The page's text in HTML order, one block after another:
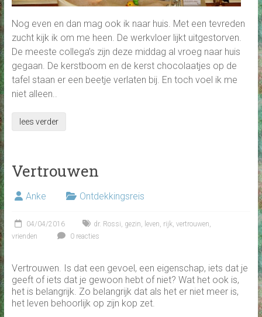
Nog even en dan mag ook ik naar huis. Met een tevreden
zucht kijk ik om me heen. De werkvloer lijkt uitgestorven.
De meeste collega’s zijn deze middag al vroeg naar huis
gegaan. De kerstboom en de kerst chocolaatjes op de
tafel staan er een beetje verlaten bij. En toch voel ik me
niet alleen..
lees verder
Vertrouwen
Anke Ontdekkingsreis
04/04/2016 dr. Rossi, gezin, leven, rijk, vertrouwen,
vrienden
0 reacties
Vertrouwen. Is dat een gevoel, een eigenschap, iets dat je
geeft of iets dat je gewoon hebt of niet? Wat het ook is,
het is belangrijk. Zo belangrijk dat als het er niet meer is,
het leven behoorlijk op zijn kop zet.